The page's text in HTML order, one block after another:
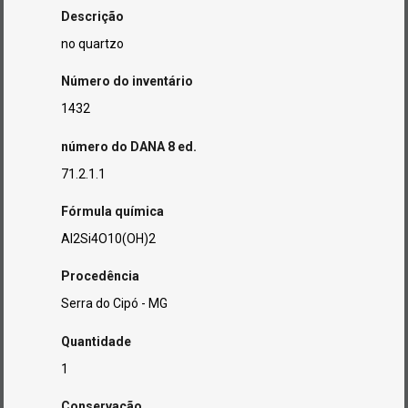
Descrição
no quartzo
Número do inventário
1432
número do DANA 8 ed.
71.2.1.1
Fórmula química
Al2Si4O10(OH)2
Procedência
Serra do Cipó - MG
Quantidade
1